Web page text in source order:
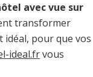
avec vue sur
transformer
idéal, pour que vos
ideal.frvous